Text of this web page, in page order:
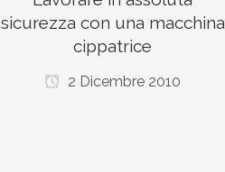
sicurezza con una macchina
cippatrice
2 Dicembre 2010